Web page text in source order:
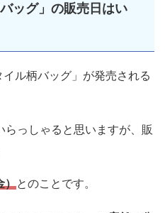
ッグ」の販売日はい
ル柄バッグ」が発売される
っしゃると思いますが、販
）とのことです。